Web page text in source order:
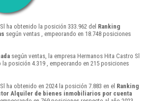
ha obtenido la posición 333.962 del Ranking
según ventas , empeorando en 18.748 posiciones
según ventas, la empresa Hermanos Hita Castro Sl
la posición 4.319 , empeorando en 215 posiciones
ha obtenido en 2024 la posición 7.883 en el Ranking
Alquiler de bienes inmobiliarios por cuenta